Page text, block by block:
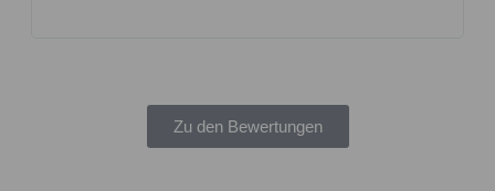
Zu den Bewertungen